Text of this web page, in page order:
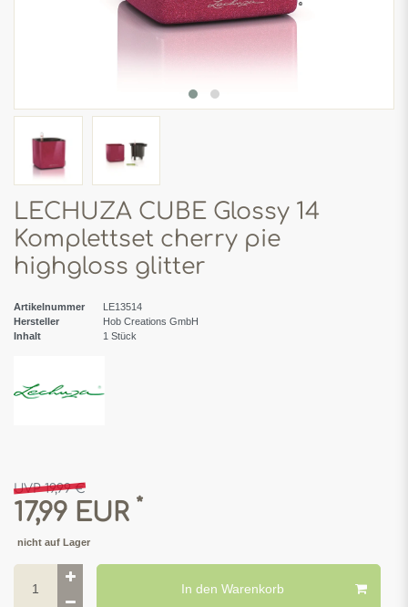
LECHUZA CUBE Glossy 14
Komplettset cherry pie
highgloss glitter
Artikelnummer
LE13514
Hersteller
Hob Creations GmbH
Inhalt
1 Stück
UVP 19,99 €
17,99 EUR *
nicht auf Lager
In den Warenkorb